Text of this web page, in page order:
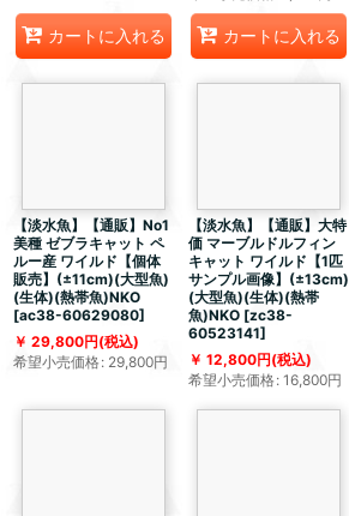
カートに入れる カートに入れる
【淡水魚】【通販】No1
美種 ゼブラキャット ペ
ルー産 ワイルド【個体
販売】(±11cm)(大型魚)
(生体)(熱帯魚)NKO
[ac38-60629080]
29,800円(税込)
希望小売価格: 29,800円
【淡水魚】【通販】大特
価 マーブルドルフィン
キャット ワイルド【1匹
サンプル画像】(±13cm)
(大型魚)(生体)(熱帯
魚)NKO [zc38-
60523141]
12,800円(税込)
希望小売価格: 16,800円